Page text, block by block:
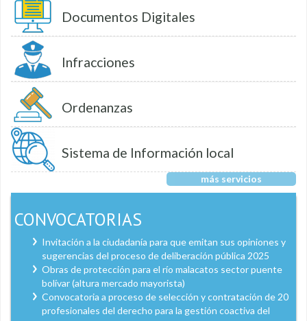
Documentos Digitales
Infracciones
Ordenanzas
Sistema de Información local
más servicios
CONVOCATORIAS
Invitación a la ciudadanía para que emitan sus opiniones y
sugerencias del proceso de deliberación pública 2025
Obras de protección para el río malacatos sector puente
bolívar (altura mercado mayorista)
Convocatoria a proceso de selección y contratación de 20
profesionales del derecho para la gestión coactiva del